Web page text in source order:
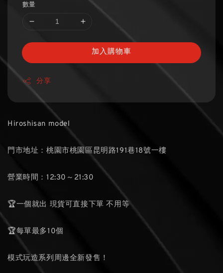
數量
加入購物車
分享
Hiroshisan model
門市地址：桃園市桃園區昆明路191巷18號一樓
營業時間：12:30～21:30
🏆一個就出 現貨可直接下單 不用等
🏆每單最多10個
模式玩造系列周邊全新發售！